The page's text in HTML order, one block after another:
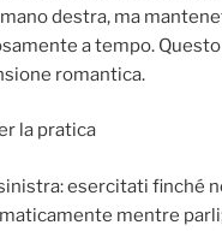
destra, ma
a tempo. Questo
romantica.
la pratica
esercitati finché
mentre